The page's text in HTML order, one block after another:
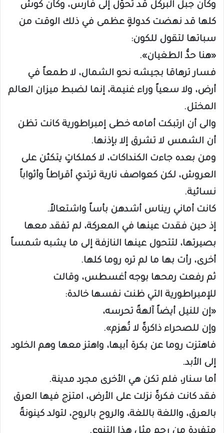
وكأن جبل البركل قد تحوّل إلى فارس، وكأن كوش
كلها قد نهضت كدولةٍ عظمى في ذلك الوقت من
سباتها لتقول للكون:
«هنا حدُّ الطغيان».
فسار ترهاقا بجيشه نحو الشمال، لا طمعاً في
أرض، ولا سعياً وراء غنيمة، إنما لضبط ميزان العالم
المختل.
والى أن ارتبكت أمامه خطى إمبراطورية كانت تظن
أن الشمس لا تشرق إلا بإذنها.
ومن بعده جاءت الكنداكات، لا كملكاتٍ يتكئن على
العروش، لكن كعواصف نارية ترتدي أقراطاً وأثواباً
نسائية.
كانت أماني ريناس أشدهن بأساً واشتعالاً.
إذ حين فقدت عينها في المعركة، لم تفقد معها
بصيرتها، لتتحول عينها النازفة إلى ما يشبه شمساً
أخرى، رأت بها ما لم تره روما كلها.
ثم رفعت رمحها بوجه أغسطس، وقالت
للإمبراطورية التي ظنت نفسها خالدة:
«إن للنيل أيضاً آلهةً تحرسه،
وإن للصحراء ذاكرةً لا تُهزم».
فاهتزت روما عن بكرة أبيها، واهتز معها وهم الخلود
إلى الأبد.
أما سنار، فلم تكن هي الأخرى مجرد مدينة.
فقد كانت فكرةً نزلت على الأرض، امتزج فيها العرق
بالعرق، واللغة باللغة، والروح بالروح، لتولد كينونةً